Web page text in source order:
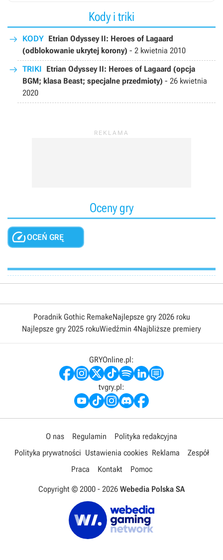
Kody i triki
KODY Etrian Odyssey II: Heroes of Lagaard
(odblokowanie ukrytej korony) - 2 kwietnia 2010
TRIKI Etrian Odyssey II: Heroes of Lagaard (opcja
BGM; klasa Beast; specjalne przedmioty) - 26 kwietnia
2020
Oceny gry
OCEŃ GRĘ
Poradnik Gothic RemakeNajlepsze gry 2026 roku
Najlepsze gry 2025 rokuWiedźmin 4Najbliższe premiery
GRYOnline.pl:
tvgry.pl:
O nas Regulamin
Polityka redakcyjna
Polityka prywatności Ustawienia cookies Reklama
Zespół
Praca
Kontakt Pomoc
Copyright © 2000 - 2026 Webedia Polska SA